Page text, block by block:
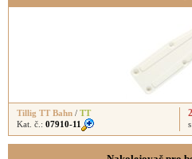
Tillig TT Bahn / TT
Kat. č.: 07910-11